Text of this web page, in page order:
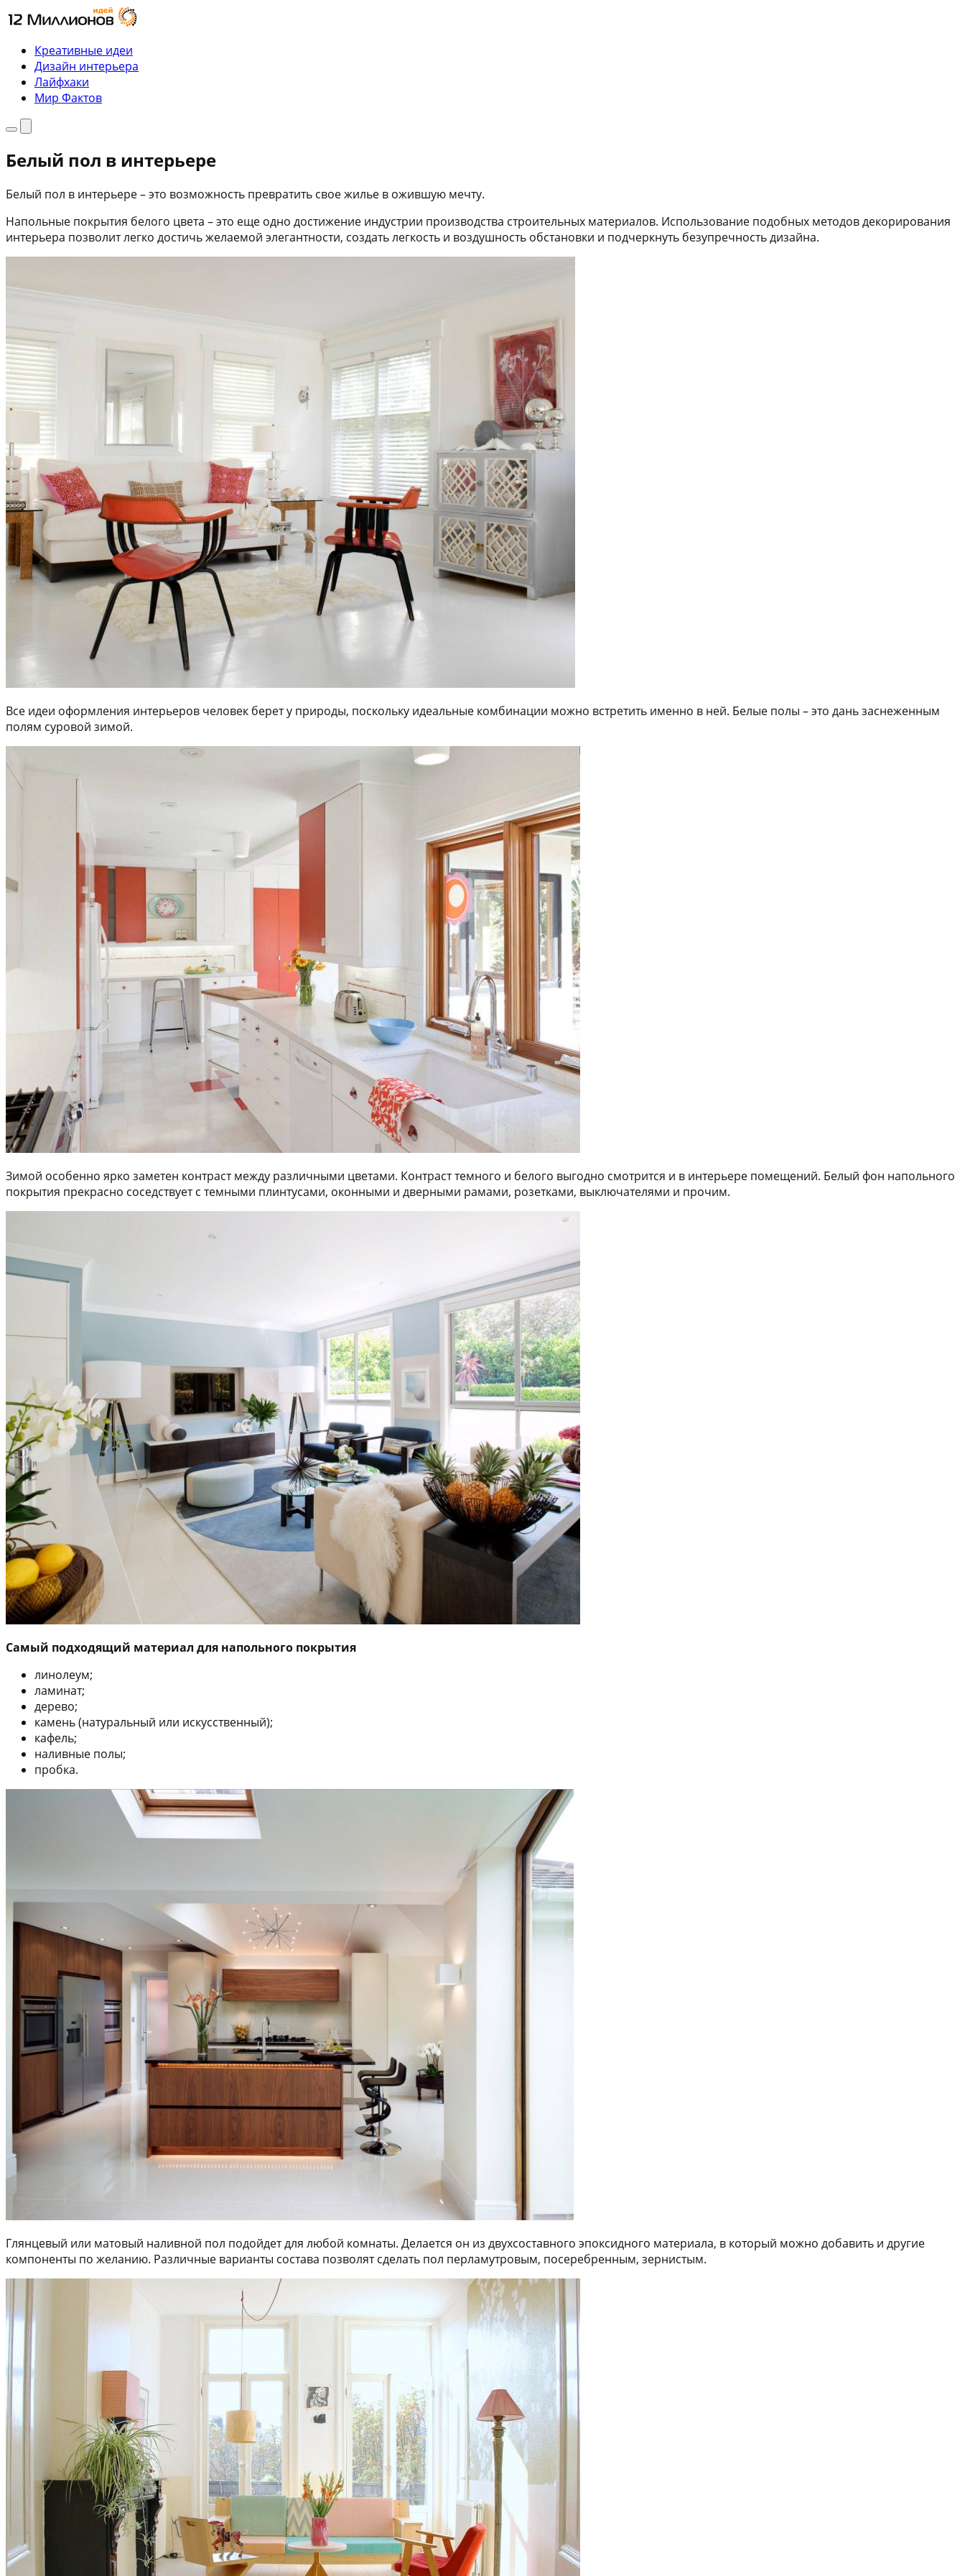
Перейти
к
содержимому
Креативные идеи
Дизайн интерьера
Лайфхаки
Мир Фактов
МенюПоиск
Белый пол в интерьере
Белый пол в интерьере – это возможность превратить свое жилье в ожившую мечту.
Напольные покрытия белого цвета – это еще одно достижение индустрии производства строительных материалов. Использование подобных методов декорирования
интерьера позволит легко достичь желаемой элегантности, создать легкость и воздушность обстановки и подчеркнуть безупречность дизайна.
Все идеи оформления интерьеров человек берет у природы, поскольку идеальные комбинации можно встретить именно в ней. Белые полы – это дань заснеженным
полям суровой зимой.
Зимой особенно ярко заметен контраст между различными цветами. Контраст темного и белого выгодно смотрится и в интерьере помещений. Белый фон напольного
покрытия прекрасно соседствует с темными плинтусами, оконными и дверными рамами, розетками, выключателями и прочим.
Самый подходящий материал для напольного покрытия
линолеум;
ламинат;
дерево;
камень (натуральный или искусственный);
кафель;
наливные полы;
пробка.
Глянцевый или матовый наливной пол подойдет для любой комнаты. Делается он из двухсоставного эпоксидного материала, в который можно добавить и другие
компоненты по желанию. Различные варианты состава позволят сделать пол перламутровым, посеребренным, зернистым.